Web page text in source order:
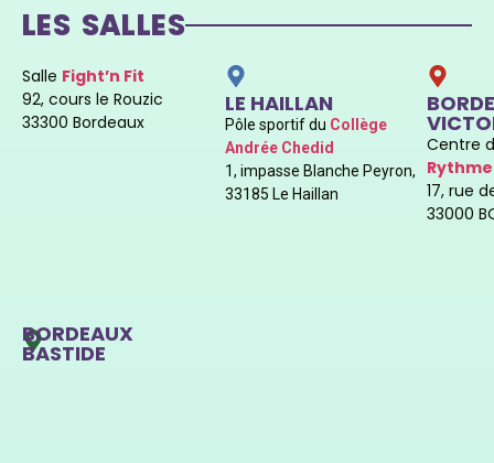
LES SALLES
BORDEAUX
BASTIDE
Salle Fight’n Fit
92, cours le Rouzic
33300 Bordeaux
LE HAILLAN
Pôle sportif du Collège
Andrée Chedid
1, impasse Blanche Peyron,
33185 Le Haillan
Centre
17, rue
33000